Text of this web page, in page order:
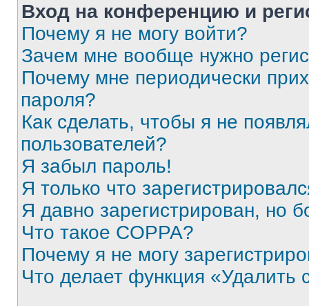
Вход на конференцию и
Почему я не могу войти?
Зачем мне вообще нужно
Почему мне периодически
пароля?
Как сделать, чтобы я не
пользователей?
Я забыл пароль!
Я только что
Я давно зарегистрирован, но
Что такое COPPA?
Почему я не могу
Что делает функция «Удалить